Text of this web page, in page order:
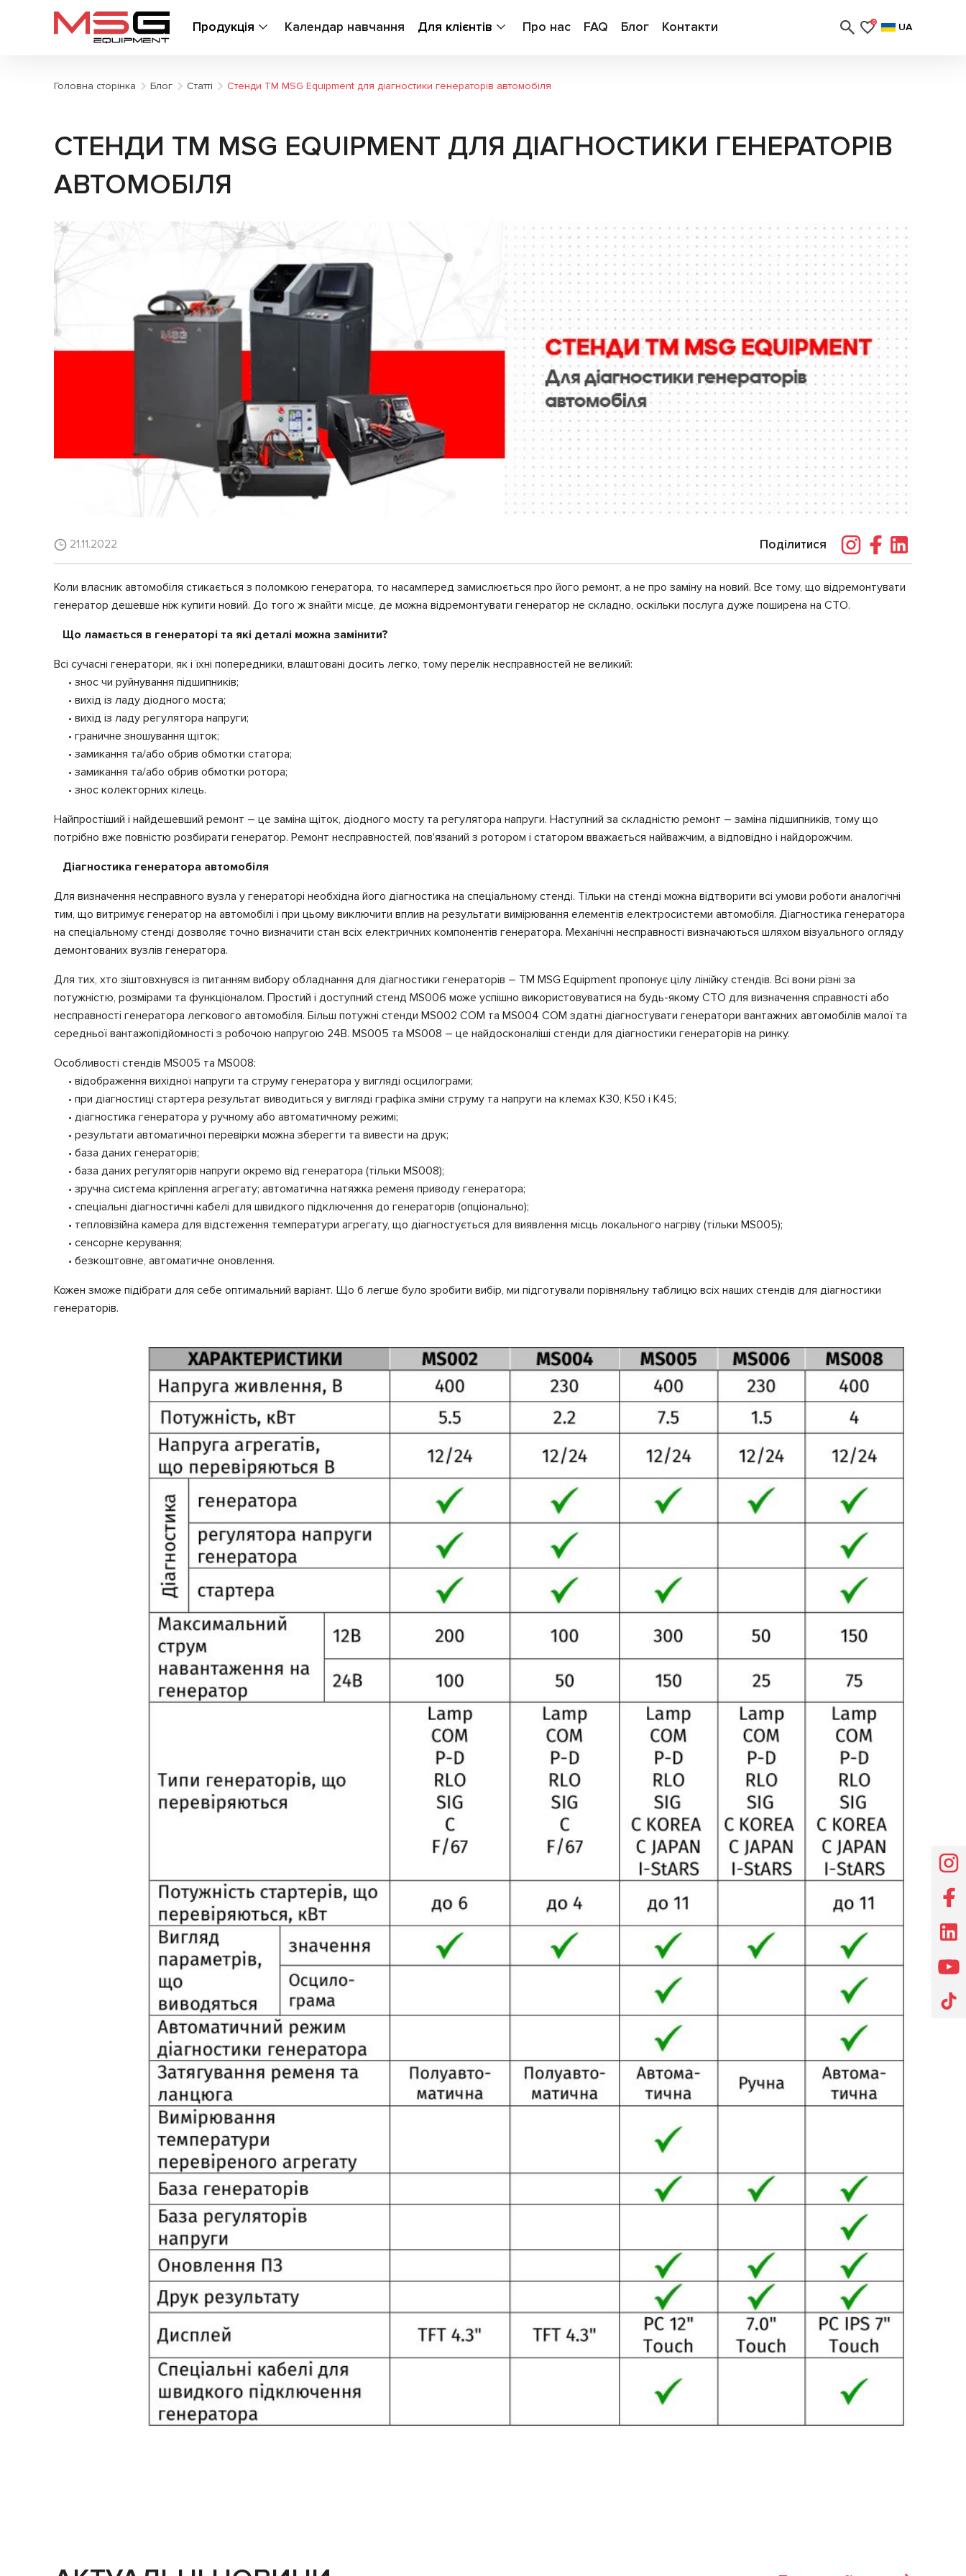
Продукція Календар навчання Для клієнтів Про нас FAQ Блог Контакти 0 UA
Головна сторінка Блог Статті Стенди ТМ MSG Equipment для діагностики генераторів автомобіля
СТЕНДИ ТМ MSG EQUIPMENT ДЛЯ ДІАГНОСТИКИ ГЕНЕРАТОРІВ
АВТОМОБІЛЯ
21.11.2022 Поділитися
Коли власник автомобіля стикається з поломкою генератора, то насамперед замислюється про його ремонт, а не про заміну на новий. Все тому, що відремонтувати
генератор дешевше ніж купити новий. До того ж знайти місце, де можна відремонтувати генератор не складно, оскільки послуга дуже поширена на СТО.
Що ламається в генераторі та які деталі можна замінити?
Всі сучасні генератори, як і їхні попередники, влаштовані досить легко, тому перелік несправностей не великий:
• знос чи руйнування підшипників;
• вихід із ладу діодного моста;
• вихід із ладу регулятора напруги;
• граничне зношування щіток;
• замикання та/або обрив обмотки статора;
• замикання та/або обрив обмотки ротора;
• знос колекторних кілець.
Найпростіший і найдешевший ремонт – це заміна щіток, діодного мосту та регулятора напруги. Наступний за складністю ремонт – заміна підшипників, тому що
потрібно вже повністю розбирати генератор. Ремонт несправностей, пов'язаний з ротором і статором вважається найважчим, а відповідно і найдорожчим.
Діагностика генератора автомобіля
Для визначення несправного вузла у генераторі необхідна його діагностика на спеціальному стенді. Тільки на стенді можна відтворити всі умови роботи аналогічні
тим, що витримує генератор на автомобілі і при цьому виключити вплив на результати вимірювання елементів електросистеми автомобіля. Діагностика генератора
на спеціальному стенді дозволяє точно визначити стан всіх електричних компонентів генератора. Механічні несправності визначаються шляхом візуального огляду
демонтованих вузлів генератора.
Для тих, хто зіштовхнувся із питанням вибору обладнання для діагностики генераторів – ТМ MSG Equipment пропонує цілу лінійку стендів. Всі вони різні за
потужністю, розмірами та функціоналом. Простий і доступний стенд MS006 може успішно використовуватися на будь-якому СТО для визначення справності або
несправності генератора легкового автомобіля. Більш потужні стенди MS002 COM та MS004 COM здатні діагностувати генератори вантажних автомобілів малої та
середньої вантажопідйомності з робочою напругою 24В. MS005 та MS008 – це найдосконаліші стенди для діагностики генераторів на ринку.
Особливості стендів MS005 та MS008:
• відображення вихідної напруги та струму генератора у вигляді осцилограми;
• при діагностиці стартера результат виводиться у вигляді графіка зміни струму та напруги на клемах К30, К50 і К45;
• діагностика генератора у ручному або автоматичному режимі;
• результати автоматичної перевірки можна зберегти та вивести на друк;
• база даних генераторів;
• база даних регуляторів напруги окремо від генератора (тільки MS008);
• зручна система кріплення агрегату; автоматична натяжка ременя приводу генератора;
• спеціальні діагностичні кабелі для швидкого підключення до генераторів (опціонально);
• тепловізійна камера для відстеження температури агрегату, що діагностується для виявлення місць локального нагріву (тільки MS005);
• сенсорне керування;
• безкоштовне, автоматичне оновлення.
Кожен зможе підібрати для себе оптимальний варіант. Що б легше було зробити вибір, ми підготували порівняльну таблицю всіх наших стендів для діагностики
генераторів.